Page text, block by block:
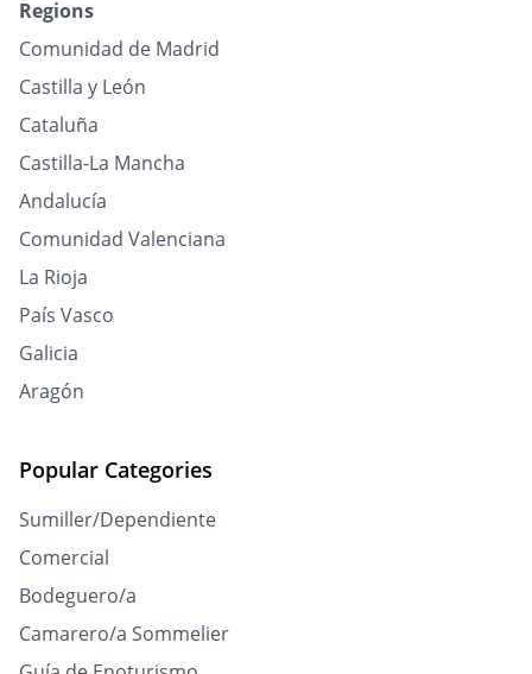
Regions
Comunidad de Madrid
Castilla y León
Cataluña
Castilla-La Mancha
Andalucía
Comunidad Valenciana
La Rioja
País Vasco
Galicia
Aragón
Popular Categories
Sumiller/Dependiente
Comercial
Bodeguero/a
Camarero/a Sommelier